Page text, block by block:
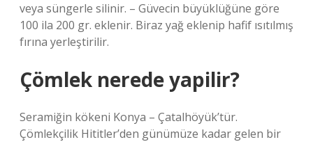
veya süngerle silinir. – Güvecin büyüklüğüne göre
100 ila 200 gr. eklenir. Biraz yağ eklenip hafif ısıtılmış
fırına yerleştirilir.
Çömlek nerede yapilir?
Seramiğin kökeni Konya – Çatalhöyük’tür.
Çömlekçilik Hititler’den günümüze kadar gelen bir